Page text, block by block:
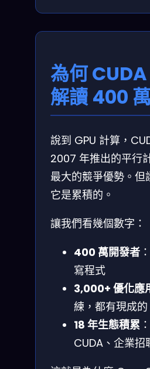
為何
解讀 400
說到 GPU 計算，
2007 年推出的平行
最大的競爭優勢。
它是累積的。
讓我們看幾個數字：
400 萬開發者
寫程式
3,000+ 優化應
練，都有現成
18 年生態積累
CUDA、企業招